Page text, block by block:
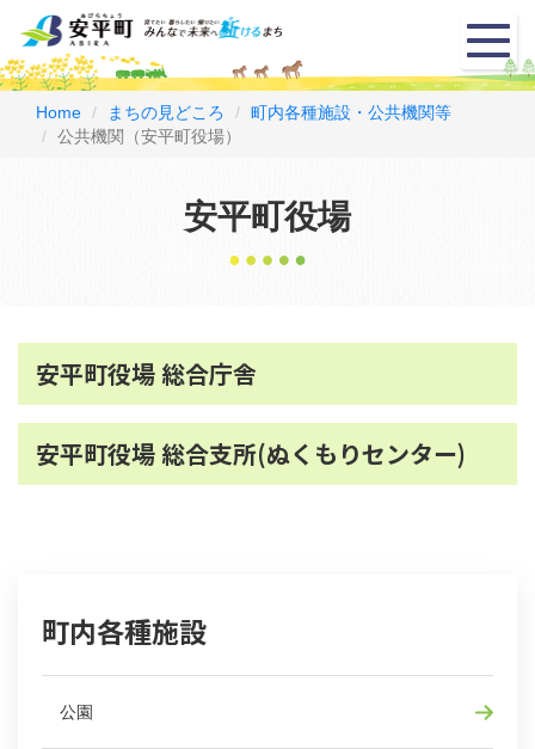
メ
ニ
ュ
Home まちの見どころ
町内各種施設・公共機関等
公共機関（安平町役場）
安平町役場
安平町役場 総合庁舎
安平町役場 総合支所(ぬくもりセンター)
町内各種施設
公園